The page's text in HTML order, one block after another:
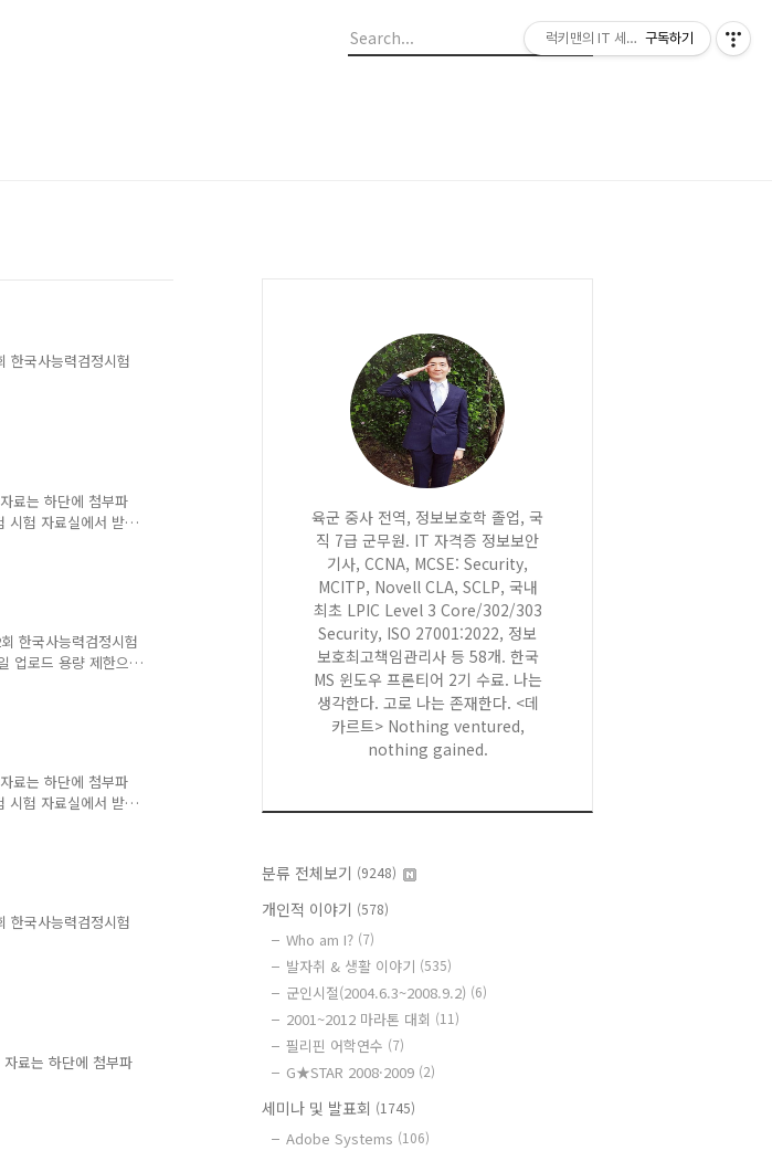
한국사능력검정시험
료는 하단에 첨부파
시험 자료실에서 받으
한국사능력검정시험
업로드 용량 제한으
심화 문제지 다운
료는 하단에 첨부파
시험 자료실에서 받으
한국사능력검정시험
료는 하단에 첨부파
육군 중사 전역, 정보보호학 졸업, 국
직 7급 군무원. IT 자격증 정보보안
기사, CCNA, MCSE: Security,
MCITP, Novell CLA, SCLP, 국내
최초 LPIC Level 3 Core/302/303
Security, ISO 27001:2022, 정보
보호최고책임관리사 등 58개. 한국
MS 윈도우 프론티어 2기 수료. 나는
생각한다. 고로 나는 존재한다. <데
카르트> Nothing ventured,
nothing gained.
분류 전체보기 (9248)
개인적 이야기 (578)
Who am I? (7)
발자취 & 생활 이야기 (535)
군인시절(2004.6.3~2008.9.2) (6)
2001~2012 마라톤 대회 (11)
필리핀 어학연수 (7)
G★STAR 2008·2009 (2)
세미나 및 발표회 (1745)
Adobe Systems (106)
럭키맨의 IT 세상 그리고 Life
구독하기